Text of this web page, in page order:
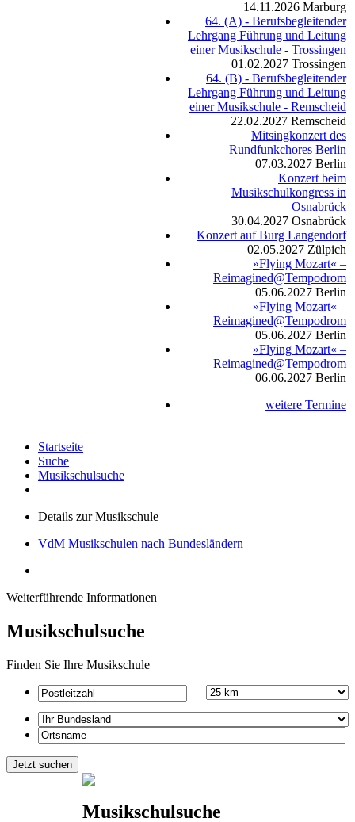
14.11.2026 Marburg
64. (A) - Berufsbegleitender
Lehrgang Führung und Leitung
einer Musikschule - Trossingen
01.02.2027 Trossingen
64. (B) - Berufsbegleitender
Lehrgang Führung und Leitung
einer Musikschule - Remscheid
22.02.2027 Remscheid
Mitsingkonzert des
Rundfunkchores Berlin
07.03.2027 Berlin
Konzert beim
Musikschulkongress in
Osnabrück
30.04.2027 Osnabrück
Konzert auf Burg Langendorf
02.05.2027 Zülpich
»Flying Mozart« –
Reimagined@Tempodrom
05.06.2027 Berlin
»Flying Mozart« –
Reimagined@Tempodrom
05.06.2027 Berlin
»Flying Mozart« –
Reimagined@Tempodrom
06.06.2027 Berlin
weitere Termine
Startseite
Suche
Musikschulsuche
Details zur Musikschule
VdM Musikschulen nach Bundesländern
Weiterführende Informationen
Musikschulsuche
Finden Sie Ihre Musikschule
Musikschulsuche